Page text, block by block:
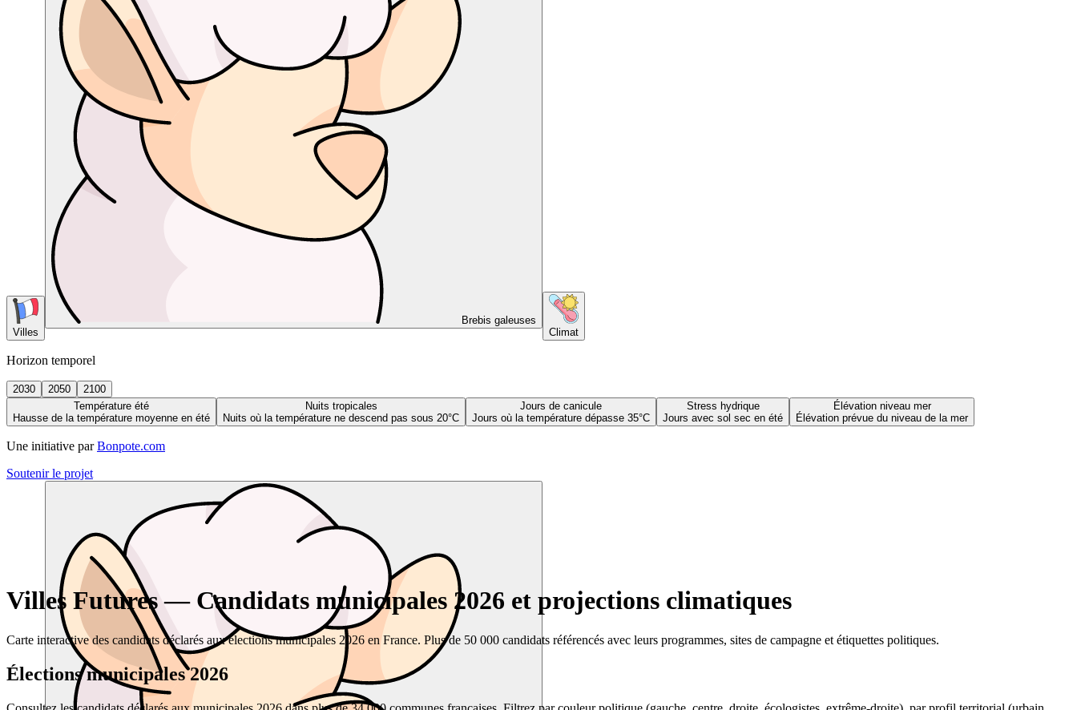
Villes
Brebis galeuses
Climat
Horizon temporel
2030 2050
2100
Température été
Hausse de la température moyenne en été
Nuits tropicales
Nuits où la température ne descend pas sous 20°C
Jours de canicule
Jours où la température dépasse 35°C
Stress hydrique
Jours avec sol sec en été
Élévation niveau mer
Élévation prévue du niveau de la mer
Une initiative par Bonpote.com
Soutenir le projet
Villes Futures — Candidats municipales 2026 et projections climatiques
Carte interactive des candidats déclarés aux élections municipales 2026 en France. Plus de 50 000 candidats référencés avec leurs programmes, sites de campagne et étiquettes politiques.
Élections municipales 2026